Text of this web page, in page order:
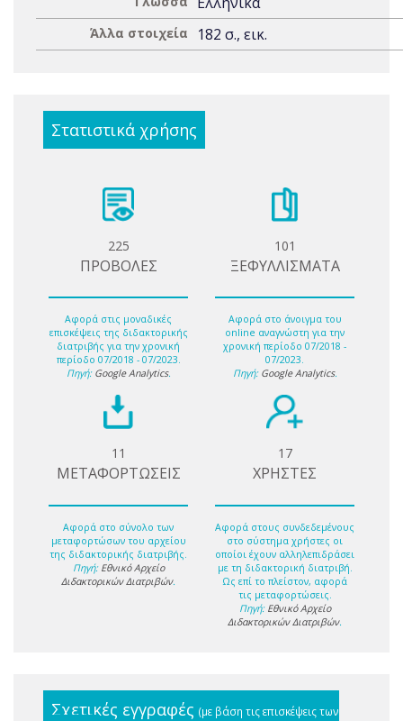
Άλλα στοιχεία 182 σ., εικ.
Στατιστικά χρήσης
225
ΠΡΟΒΟΛΕΣ
Αφορά στις μοναδικές
επισκέψεις της διδακτορικής
διατριβής για την χρονική
περίοδο 07/2018 - 07/2023.
Πηγή: Google Analytics.
101
ΞΕΦΥΛΛΙΣΜΑΤΑ
Αφορά στο άνοιγμα του
online αναγνώστη για την
χρονική περίοδο 07/2018 -
07/2023.
Πηγή: Google Analytics.
11
ΜΕΤΑΦΟΡΤΩΣΕΙΣ
Αφορά στο σύνολο των
μεταφορτώσων του αρχείου
της διδακτορικής διατριβής.
Πηγή: Εθνικό Αρχείο
Διδακτορικών Διατριβών.
17
ΧΡΗΣΤΕΣ
Αφορά στους συνδεδεμένους
στο σύστημα χρήστες οι
οποίοι έχουν αλληλεπιδράσει
με τη διδακτορική διατριβή.
Ως επί το πλείστον, αφορά
τις μεταφορτώσεις.
Πηγή: Εθνικό Αρχείο
Διδακτορικών Διατριβών.
Σχετικές εγγραφές (με βάση τις επισκέψεις των